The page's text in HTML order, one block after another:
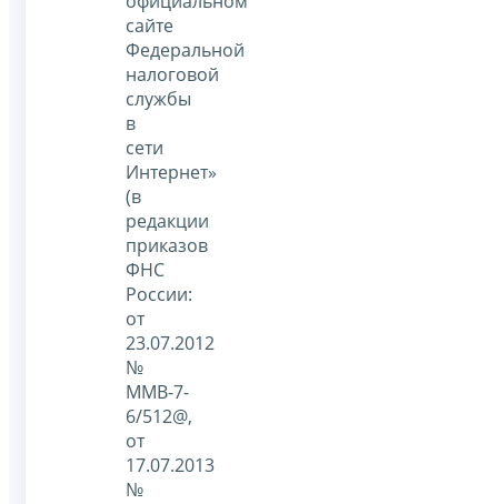
сайте
Федеральной
налоговой
службы
в
сети
Интернет»
(в
редакции
приказов
ФНС
России:
от
23.07.2012
№
ММВ-7-
6/512@,
от
17.07.2013
№